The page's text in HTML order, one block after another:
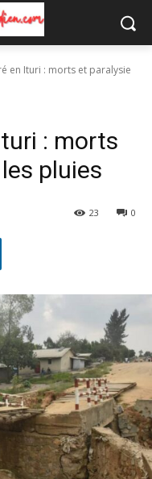
en Ituri : morts et paralysie
: morts
pluies
0
23